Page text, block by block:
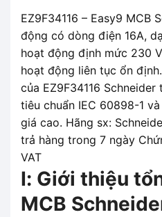
EZ9F34116 – Easy9 MCB
động có dòng điện 16A,
hoạt động định mức 230
hoạt động liên tục ổn
của EZ9F34116
tiêu chuẩn IEC 60898-1
giá cao. Hãng sx:
trả hàng trong 7 ngày
VAT
I: Giới thiệu
MCB